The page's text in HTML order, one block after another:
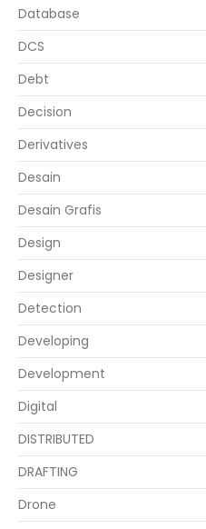
Database
DCS
Debt
Decision
Derivatives
Desain
Desain Grafis
Design
Designer
Detection
Developing
Development
Digital
DISTRIBUTED
DRAFTING
Drone